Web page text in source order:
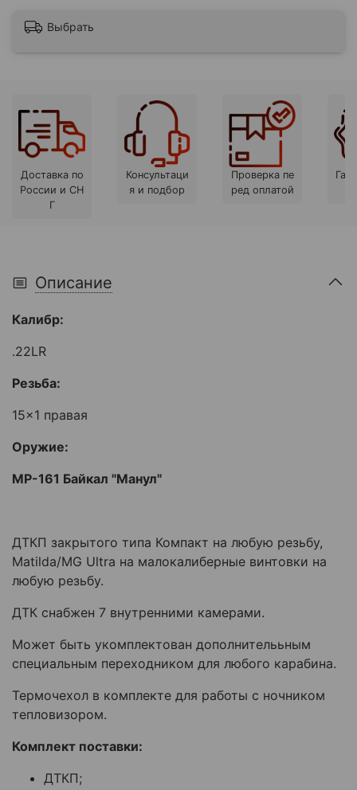
Выбрать
Доставка по
России и СН
Г
Консультаци
я и подбор
Проверка пе
ред оплатой
Описание
Калибр:
.22LR
Резьба:
15x1 правая
Оружие:
МР-161 Байкал "Манул"
ДТКП закрытого типа Компакт на любую резьбу,
Matilda/MG Ultra на малокалиберные винтовки на
любую резьбу.
ДТК снабжен 7 внутренними камерами.
Может быть укомплектован дополнителььным
специальным переходником для любого карабина.
Термочехол в комплекте для работы с ночником
тепловизором.
Комплект поставки:
ДТКП;